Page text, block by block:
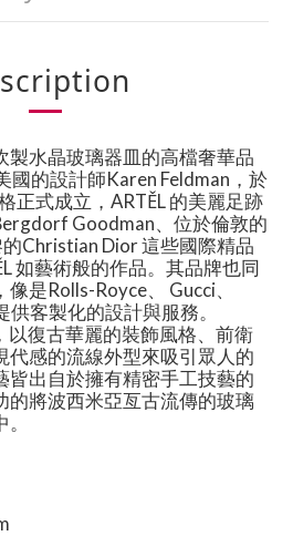
製水晶玻璃器皿的高檔奢華品
國的設計師Karen Feldman，於
正式成立，ARTĚL 的美麗足跡
Goodman、位於倫敦的
Christian Dior 這些國際精品
如藝術般的作品。其品牌也同
是Rolls-Royce、 Gucci、
客製化的設計與服務。
以復古華麗的裝飾風格、前衛
代感的流線外型來吸引眾人的
皆出自於擁有精密手工技藝的
的將波西米亞亙古流傳的玻璃